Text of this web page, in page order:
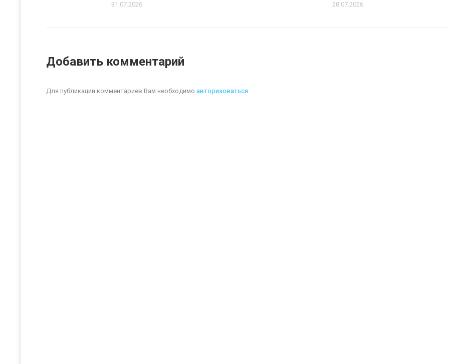
31.07.2026 28.07.2026
Добавить комментарий
Для публикации комментариев Вам необходимо авторизоваться.